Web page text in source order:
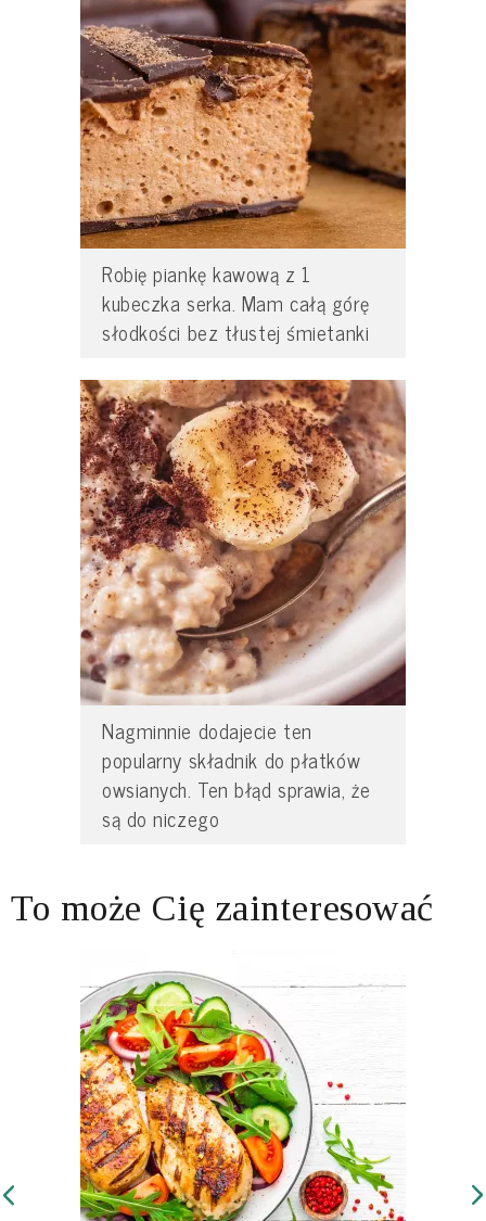
Robię piankę kawową z 1
kubeczka serka. Mam całą górę
słodkości bez tłustej śmietanki
Nagminnie dodajecie ten
popularny składnik do płatków
owsianych. Ten błąd sprawia, że
są do niczego
To może Cię zainteresować